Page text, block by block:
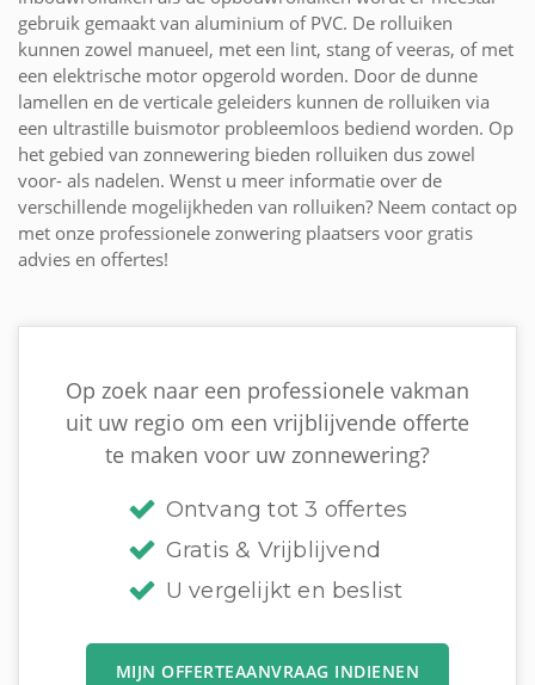
gebruik gemaakt van aluminium of PVC. De rolluiken
kunnen zowel manueel, met een lint, stang of veeras, of met
een elektrische motor opgerold worden. Door de dunne
lamellen en de verticale geleiders kunnen de rolluiken via
een ultrastille buismotor probleemloos bediend worden. Op
het gebied van zonnewering bieden rolluiken dus zowel
voor- als nadelen. Wenst u meer informatie over de
verschillende mogelijkheden van rolluiken? Neem contact op
met onze professionele zonwering plaatsers voor gratis
advies en offertes!
Op zoek naar een professionele vakman
uit uw regio om een vrijblijvende offerte
te maken voor uw zonnewering?
Ontvang tot 3 offertes
Gratis & Vrijblijvend
U vergelijkt en beslist
MIJN OFFERTEAANVRAAG INDIENEN